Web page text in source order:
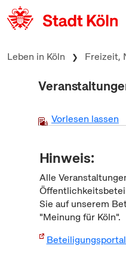
zum Inhalt springen
Leben in Köln Freizeit,
Vorlesen lassen
Hinweis:
Alle
Sie auf unserem
"Meinung für Köln".